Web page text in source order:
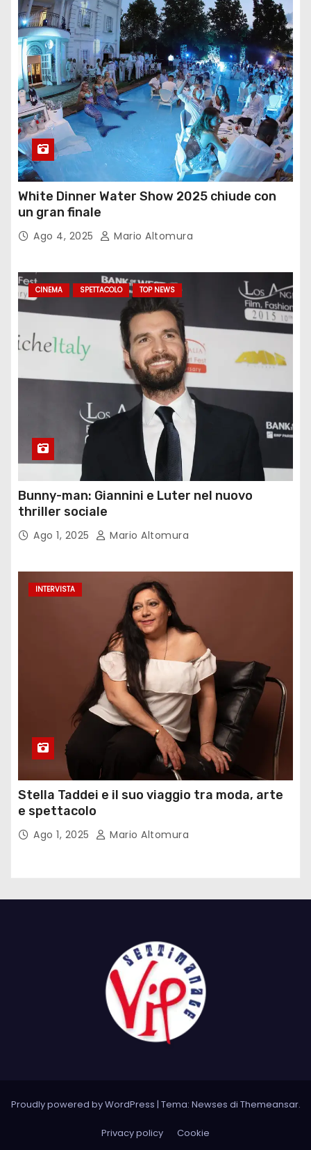
White Dinner Water Show 2025 chiude con
un gran finale
Ago 4, 2025 Mario Altomura
CINEMA SPETTACOLO TOP NEWS
Bunny-man: Giannini e Luter nel nuovo
thriller sociale
Ago 1, 2025 Mario Altomura
INTERVISTA
Stella Taddei e il suo viaggio tra moda, arte
e spettacolo
Ago 1, 2025 Mario Altomura
Proudly powered by WordPress | Tema: Newses di Themeansar.
Privacy policy Cookie